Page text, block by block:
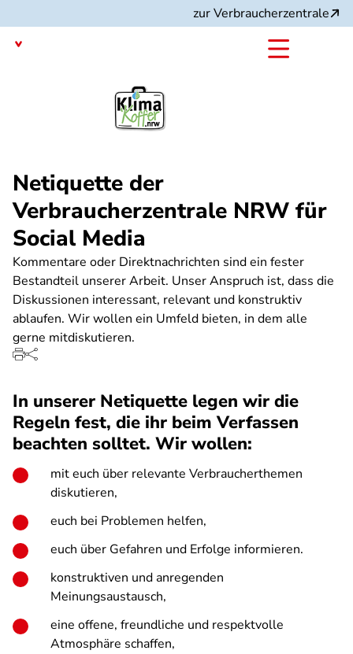
zum
Inhalt
zur Verbraucherzentrale
Netiquette der
Verbraucherzentrale NRW für
Social Media
Kommentare oder Direktnachrichten sind ein fester
Bestandteil unserer Arbeit. Unser Anspruch ist, dass die
Diskussionen interessant, relevant und konstruktiv
ablaufen. Wir wollen ein Umfeld bieten, in dem alle
gerne mitdiskutieren.
In unserer Netiquette legen wir die
Regeln fest, die ihr beim Verfassen
beachten solltet. Wir wollen:
mit euch über relevante Verbraucherthemen
diskutieren,
euch bei Problemen helfen,
euch über Gefahren und Erfolge informieren.
konstruktiven und anregenden
Meinungsaustausch,
eine offene, freundliche und respektvolle
Atmosphäre schaffen,